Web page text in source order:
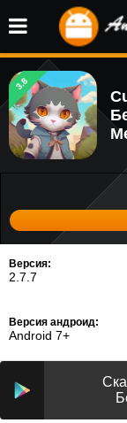
3.8
Версия:
2.7.7
Версия андроид:
Android 7+